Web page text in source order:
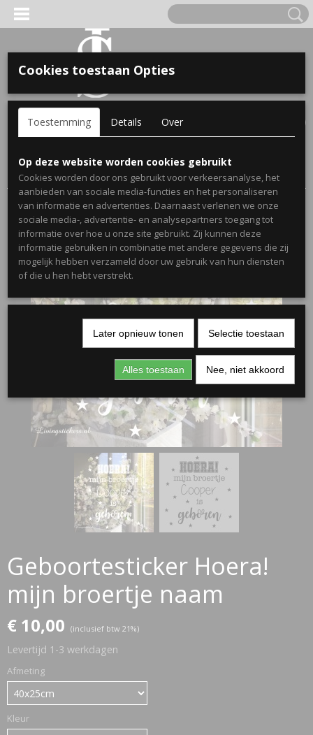
Inloggen Registreren
(0)
Home >Webshop>Stickers>Geboortestickers>
Geboortesticker Hoera! mijn broertje naam
Geboortesticker Hoera!
mijn broertje naam
€ 10,00 (inclusief btw 21%)
Levertijd 1-3 werkdagen
Afmeting
Kleur
VOOR KINDEREN
OPA & OMA.
NAAM EN GEBOORTEJAAR
Cookies toestaan Opties
Toestemming Details Over
Op deze website worden cookies gebruikt
Cookies worden door ons gebruikt voor verkeersanalyse, het
aanbieden van sociale media-functies en het personaliseren
van informatie en advertenties. Daarnaast verlenen we onze
sociale media-, advertentie- en analysepartners toegang tot
informatie over hoe u onze site gebruikt. Zij kunnen deze
informatie gebruiken in combinatie met andere gegevens die zij
mogelijk hebben verzameld door uw gebruik van hun diensten
of die u hen hebt verstrekt.
Later opnieuw tonen Selectie toestaan
Alles toestaan Nee, niet akkoord